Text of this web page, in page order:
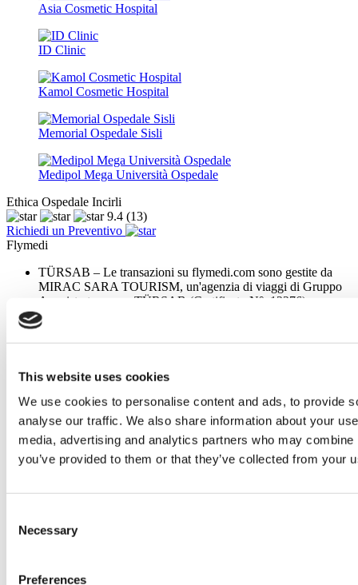
This website uses cookies
We use cookies to personalise content and ads, to provide
analyse our traffic. We also share information about your
media, advertising and analytics partners who may
you’ve provided to them or that they’ve collected from your
Selection
Necessary
Preferences
Asia Cosmetic Hospital
ID Clinic
Kamol Cosmetic Hospital
Memorial Ospedale Sisli
Medipol Mega Università Ospedale
Ethica Ospedale Incirli
9.4 (13)
Richiedi un Preventivo
Flymedi
TÜRSAB – Le transazioni su flymedi.com sono gestite da
MIRAC SARA TOURISM, un'agenzia di viaggi di Gruppo
A registrata presso TÜRSAB (Certificato N°: 12276).
Tutti i trattamenti sono effettuati da un istituto sanitario
certificato per il turismo sanitario.
Chi Siamo
Guida Pre-Operazione
Autori & Revisori
Flymedi Programma di Riferimento
Piani Di Pagamento
Carriere
Politica di Cancellazione